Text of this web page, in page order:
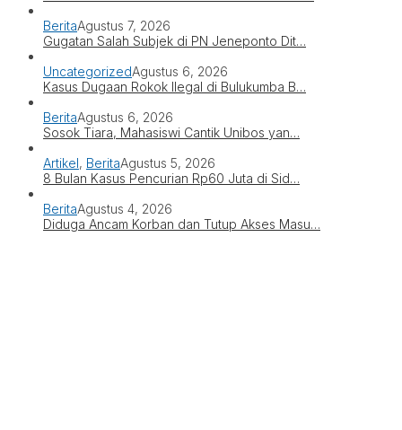
BeritaAgustus 7, 2026
Gugatan Salah Subjek di PN Jeneponto Dit…
UncategorizedAgustus 6, 2026
Kasus Dugaan Rokok Ilegal di Bulukumba B…
BeritaAgustus 6, 2026
Sosok Tiara, Mahasiswi Cantik Unibos yan…
Artikel, BeritaAgustus 5, 2026
8 Bulan Kasus Pencurian Rp60 Juta di Sid…
BeritaAgustus 4, 2026
Diduga Ancam Korban dan Tutup Akses Masu…